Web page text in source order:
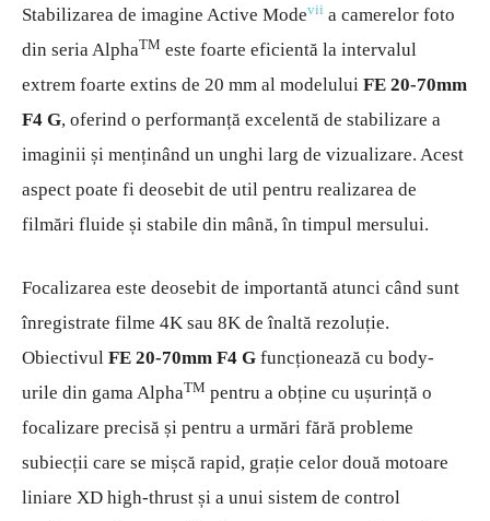
Stabilizarea de imagine Active Modevii a camerelor foto
din seriaAlphaTM este foarte eficientă la intervalul
extrem foarte extins de 20 mm al modelului FE 20-70mm
F4 G, oferind o performanță excelentă de stabilizare a
imaginii și menținând un unghi larg de vizualizare. Acest
aspect poate fi deosebit de util pentru realizarea de
filmări fluide și stabile din mână, în timpul mersului.
Focalizarea este deosebit de importantă atunci când sunt
înregistrate filme 4K sau 8K de înaltă rezoluție.
Obiectivul FE 20-70mm F4 G funcționează cu body-
urile din gamaAlphaTM pentru a obține cu ușurință o
focalizare precisă și pentru a urmări fără probleme
subiecții care se mișcă rapid, grație celor două motoare
liniare XD high-thrust și a unui sistem de control